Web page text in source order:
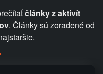
články z aktivít
. Články sú zoradené od